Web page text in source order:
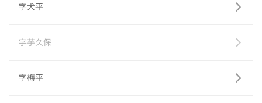
字犬平
字芋久保
字梅平